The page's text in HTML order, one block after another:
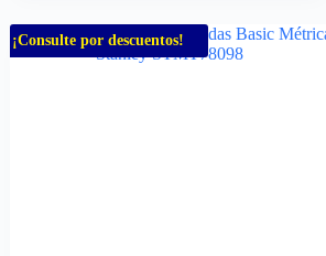
¡Consulte por descuentos!